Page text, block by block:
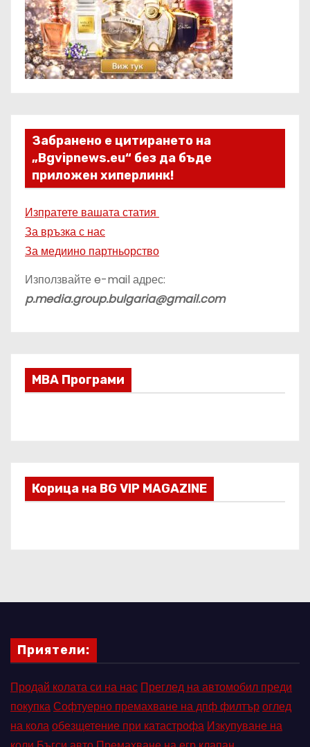
Забранено е цитирането на
„Bgvipnews.eu“ без да бъде
приложен хиперлинк!
Изпратете вашата статия
За връзка с нас
За медиино партньорство
Използвайте e-mail адрес:
p.media.group.bulgaria@gmail.com
МВА Програми
Корица на BG VIP MAGAZINE
Приятели:
Продай колата си на нас Преглед на автомобил преди
покупкаСофтуерно премахване на дпф филтъроглед
на колаобезщетение при катастрофа Изкупуване на